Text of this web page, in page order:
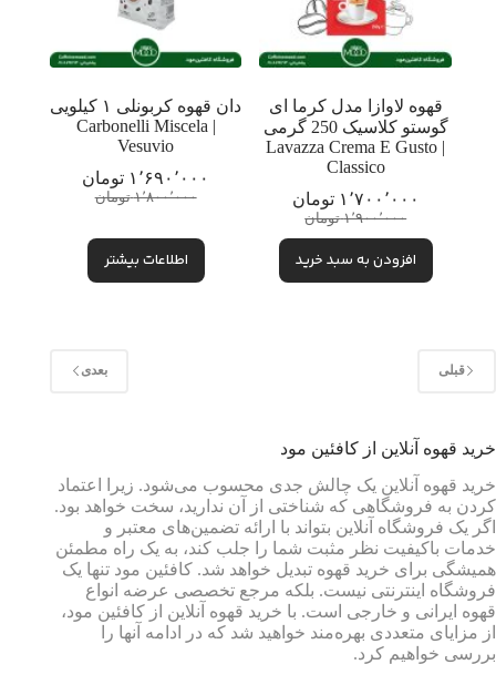
قهوه لاوازا مدل کرما ای
گوستو کلاسیک 250 گرمی
| Lavazza Crema E Gusto
Classico
۱٬۹۰۰٬۰۰۰ تومان
قیمت
اصلی:
بود.
۱٬۷۰۰٬۰۰۰ تومان
قیمت
فعلی:
۱٬۷۰۰٬۰۰۰ تومان.
افزودن به سبد خرید
دان قهوه کربونلی ۱ کیلویی
| Carbonelli Miscela
Vesuvio
۱٬۸۰۰٬۰۰۰ تومان
قیمت
بود.
۱٬۶۹۰٬۰۰۰ تومان
قیمت
۱٬۶۹۰٬۰۰۰ تومان.
اطلاعات بیشتر
قبلی بعدی
خرید قهوه آنلاین از کافئین مود
خرید قهوه آنلاین یک چالش جدی محسوب می‌شود. زیرا اعتماد
کردن به فروشگاهی که شناختی از آن ندارید، سخت خواهد بود.
اگر یک فروشگاه آنلاین بتواند با ارائه تضمین‌های معتبر و
خدمات باکیفیت نظر مثبت شما را جلب کند، به یک راه مطمئن
همیشگی برای خرید قهوه تبدیل خواهد شد. کافئین مود تنها یک
فروشگاه اینترنتی نیست. بلکه مرجع تخصصی عرضه انواع
قهوه ایرانی و خارجی است. با خرید قهوه آنلاین از کافئین مود،
از مزایای متعددی بهره‌مند خواهید شد که در ادامه آنها را
بررسی خواهیم کرد.